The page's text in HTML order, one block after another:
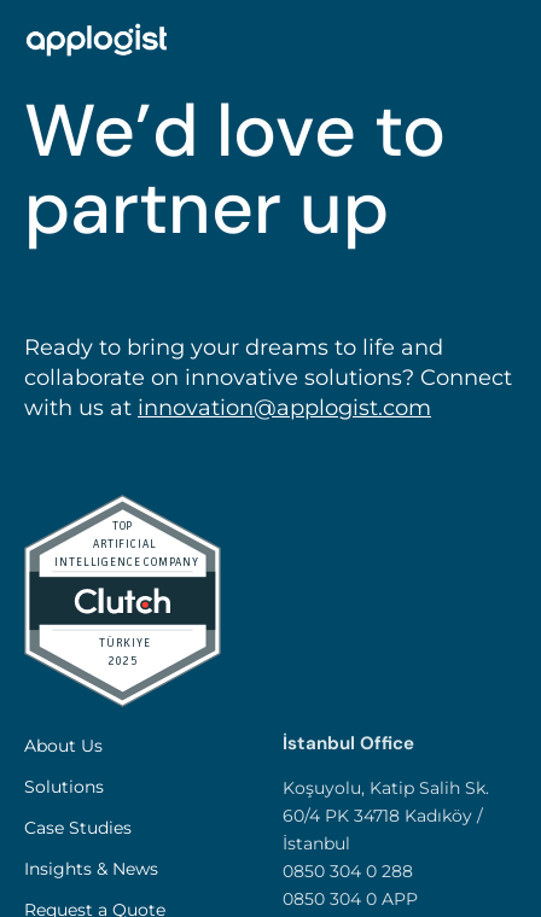
We’d love to
partner up
Ready to bring your dreams to life and
collaborate on innovative solutions? Connect
with us at innovation@applogist.com
About Us
Solutions
Case Studies
Insights & News
Request a Quote
İstanbul Office
Koşuyolu, Katip Salih Sk.
60/4 PK 34718 Kadıköy /
İstanbul
0850 304 0 288
0850 304 0 APP